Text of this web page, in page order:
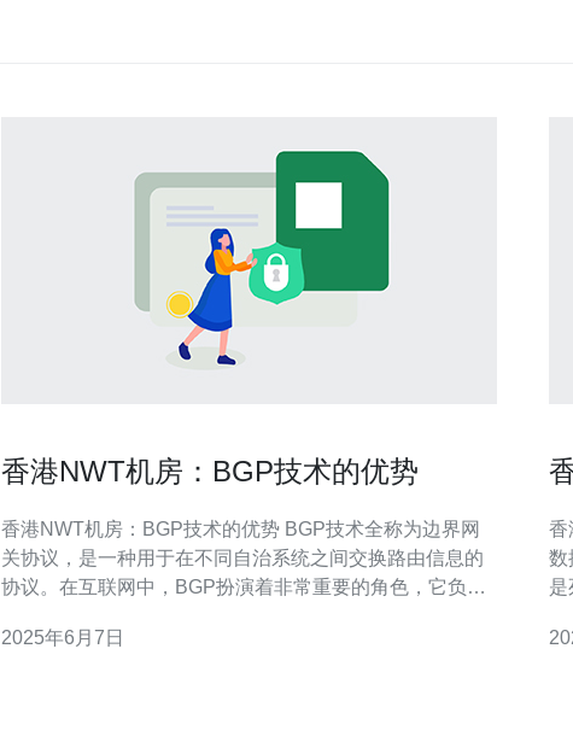
香港NWT机房：BGP技术的优势
香港NWT机房：BGP技术的优势 BGP技术全称为边界网
关协议，是一种用于在不同自治系统之间交换路由信息的
协议。在互联网中，BGP扮演着非常重要的角色，它负责
目的地。 香港NWT机房作为一家领先的数据中心服务提供
2025年6月7日
香
数
是
分